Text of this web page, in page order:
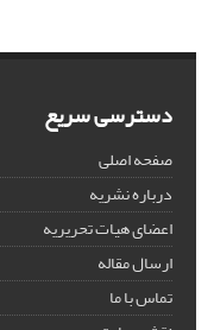
دسترسی سریع
صفحه اصلی
درباره نشریه
اعضای هیات تحریریه
ارسال مقاله
تماس با ما